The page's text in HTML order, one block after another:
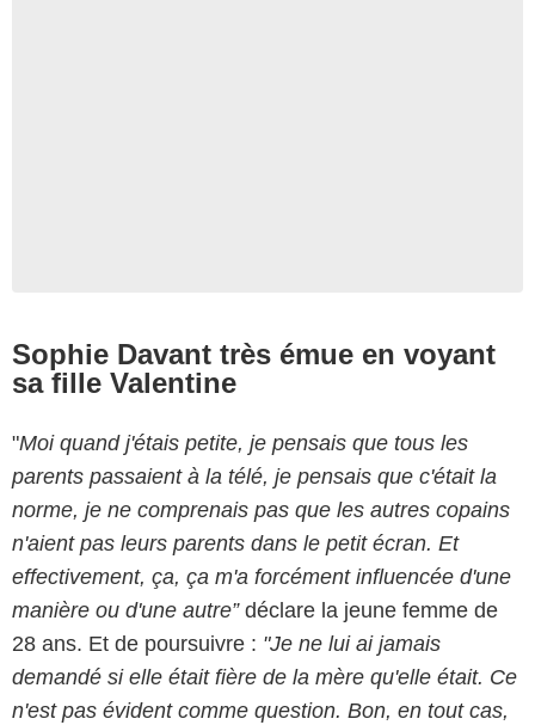
Sophie Davant très émue en voyant
sa fille Valentine
"Moi quand j'étais petite, je pensais que tous les
parents passaient à la télé, je pensais que c'était la
norme, je ne comprenais pas que les autres copains
n'aient pas leurs parents dans le petit écran. Et
effectivement, ça, ça m'a forcément influencée d'une
manière ou d'une autre” déclare la jeune femme de
28 ans. Et de poursuivre : "Je ne lui ai jamais
demandé si elle était fière de la mère qu'elle était. Ce
n'est pas évident comme question. Bon, en tout cas,